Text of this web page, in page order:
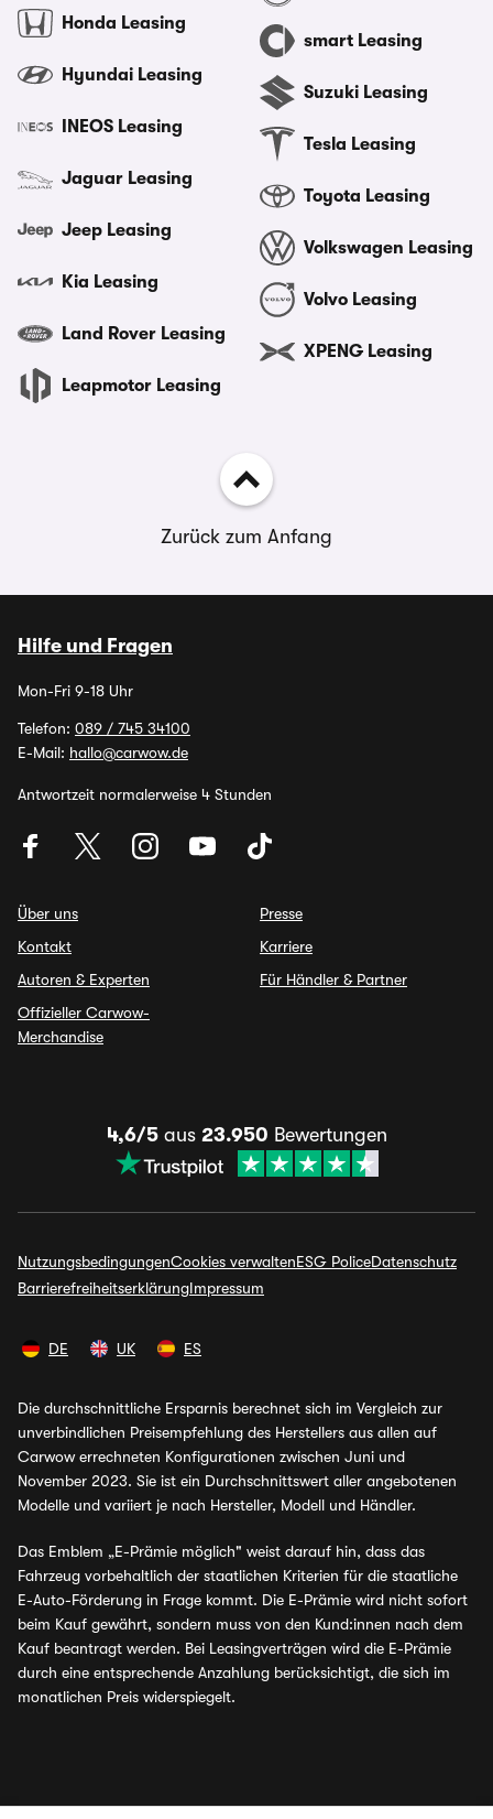
Honda Leasing
Hyundai Leasing
INEOS Leasing
Jaguar Leasing
Jeep Leasing
Kia Leasing
Land Rover Leasing
Leapmotor Leasing
smart Leasing
Suzuki Leasing
Tesla Leasing
Toyota Leasing
Volkswagen Leasing
Volvo Leasing
XPENG Leasing
Zurück zum Anfang
Hilfe und Fragen
Mon-Fri 9-18 Uhr
Telefon: 089 / 745 34100
E-Mail: hallo@carwow.de
Antwortzeit normalerweise 4 Stunden
Über uns
Kontakt
Autoren & Experten
Offizieller Carwow-
Merchandise
Presse
Karriere
Für Händler & Partner
4,6/5aus 23.950 Bewertungen
NutzungsbedingungenCookies verwaltenESG PoliceDatenschutz
BarrierefreiheitserklärungImpressum
DE UK ES
Die durchschnittliche Ersparnis berechnet sich im Vergleich zur
unverbindlichen Preisempfehlung des Herstellers aus allen auf
Carwow errechneten Konfigurationen zwischen Juni und
November 2023. Sie ist ein Durchschnittswert aller angebotenen
Modelle und variiert je nach Hersteller, Modell und Händler.
Das Emblem „E-Prämie möglich" weist darauf hin, dass das
Fahrzeug vorbehaltlich der staatlichen Kriterien für die staatliche
E-Auto-Förderung in Frage kommt. Die E-Prämie wird nicht sofort
beim Kauf gewährt, sondern muss von den Kund:innen nach dem
Kauf beantragt werden. Bei Leasingverträgen wird die E-Prämie
durch eine entsprechende Anzahlung berücksichtigt, die sich im
monatlichen Preis widerspiegelt.